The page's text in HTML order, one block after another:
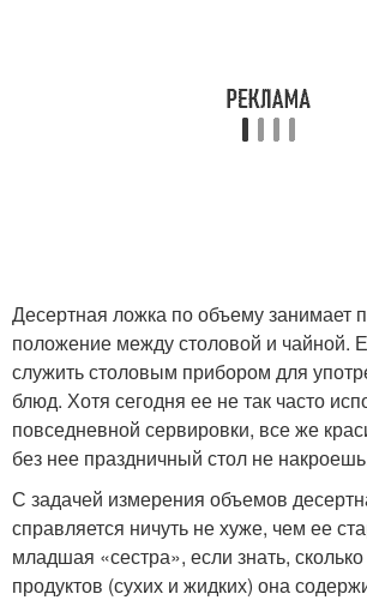
Десертная ложка по объему занимает
положение между столовой и чайной.
служить столовым прибором для
блюд. Хотя сегодня ее не так часто
повседневной сервировки, все же
без нее праздничный стол не
С задачей измерения объемов
справляется ничуть не хуже, чем ее
младшая «сестра», если знать,
продуктов (сухих и жидких) она